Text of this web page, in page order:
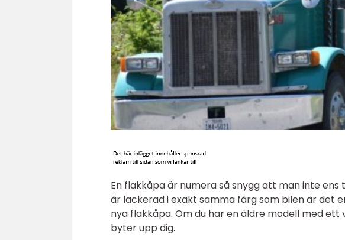
En flakkåpa är numera så snygg att man inte
är lackerad i exakt samma färg som bilen är det
nya flakkåpa. Om du har en äldre modell med
byter upp dig.